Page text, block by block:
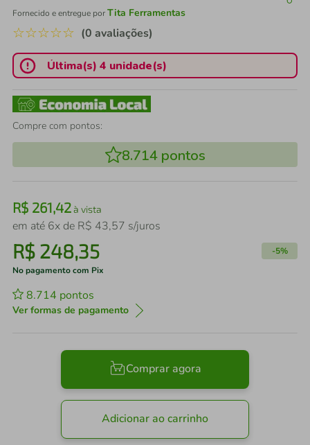
Fornecido e entregue porTita Ferramentas
☆☆☆☆☆ (0 avaliações)
Última(s) 4 unidade(s)
Compre com pontos:
8.714pontos
R$ 261,42à vista
em até 6x de R$ 43,57 s/juros
R$ 248,35 -5%
No pagamento com Pix
8.714 pontos
Ver formas de pagamento
Comprar agora
Adicionar ao carrinho